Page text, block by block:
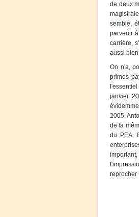
de deux
semble,
parvenir
carrière,
aussi
On n'a,
primes
janvier
2005,
de la
du PEA.
reprocher